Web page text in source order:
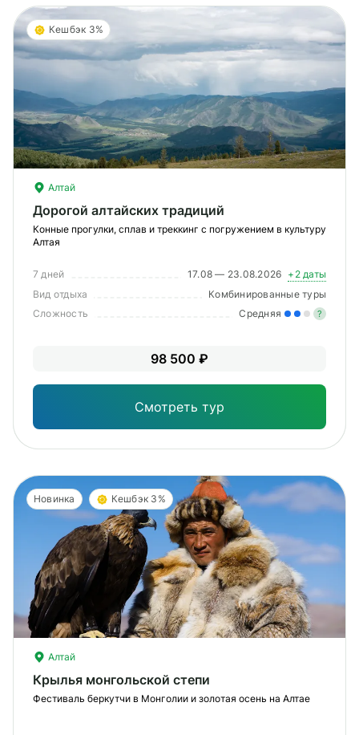
Кешбэк 3%
Алтай
Дорогой алтайских традиций
Конные прогулки, сплав и треккинг с погружением в культуру
Алтая
7 дней 17.08 — 23.08.2026 +2 даты
Вид отдыха
Комбинированные туры
Сложность
Средняя ?
98 500 ₽
Смотреть тур
Новинка Кешбэк 3%
Алтай
Крылья монгольской степи
Фестиваль беркутчи в Монголии и золотая осень на Алтае